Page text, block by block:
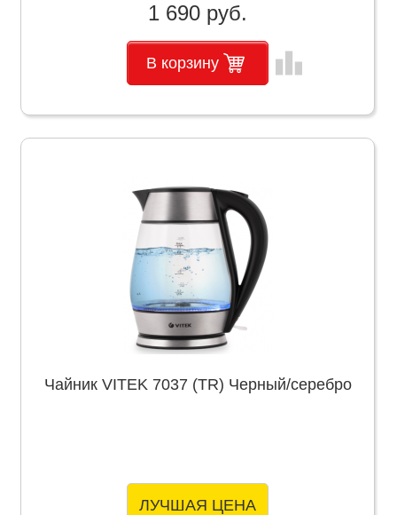
1 690 руб.
В корзину leaderboard
Чайник VITEK 7037 (TR) Черный/серебро
ЛУЧШАЯ ЦЕНА